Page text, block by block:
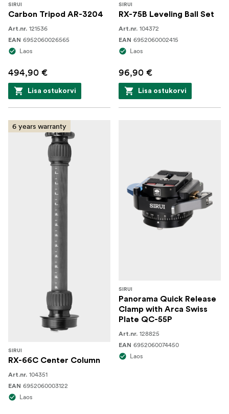
SIRUI
Carbon Tripod AR-3204
Art.nr. 121536
EAN 6952060026565
Laos
494,90 €
Lisa ostukorvi
SIRUI
RX-75B Leveling Ball Set
Art.nr. 104372
EAN 6952060002415
Laos
96,90 €
Lisa ostukorvi
6 years warranty
SIRUI
RX-66C Center Column
Art.nr. 104351
EAN 6952060003122
Laos
SIRUI
Panorama Quick Release
Clamp with Arca Swiss
Plate QC-55P
Art.nr. 128825
EAN 6952060074450
Laos